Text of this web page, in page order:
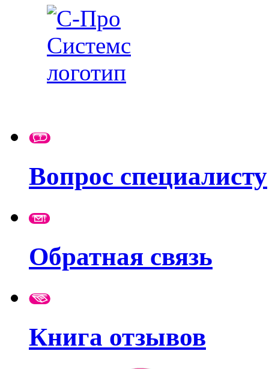
Вопрос специалисту
Обратная связь
Книга отзывов